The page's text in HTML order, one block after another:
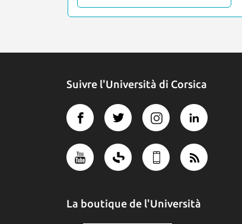
Suivre l'Università di Corsica
La boutique de l'Università